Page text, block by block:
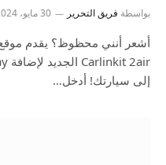
بواسطة فريق التحرير 30 مايو، 2024
إلى سيارتك! أدخل…